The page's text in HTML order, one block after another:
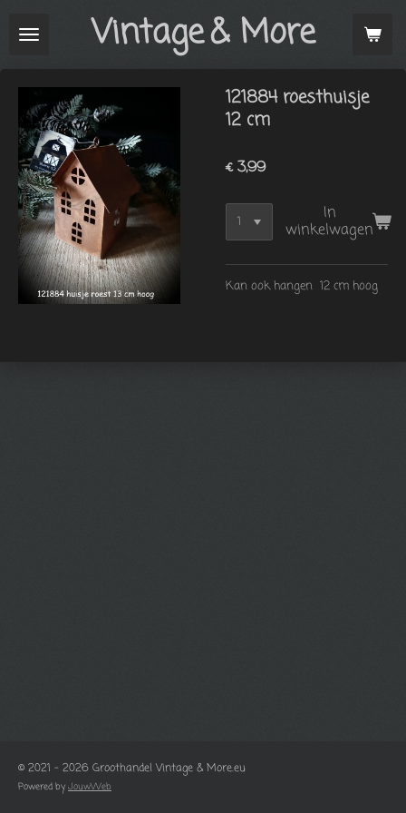
direct
hoofdinhoud
Vintage& More
121884 roesthuisje
12 cm
€ 3,99
In
winkelwagen
Kan ook hangen 12 cm hoog
© 2021 - 2026 Groothandel Vintage & More.eu
Powered by JouwWeb